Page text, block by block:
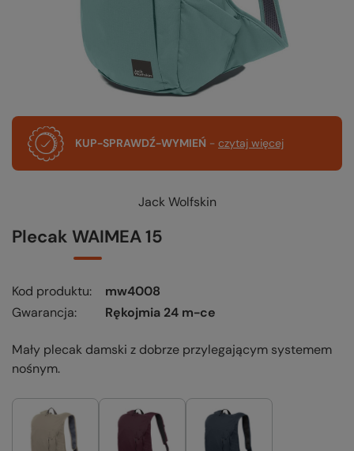
KUP-SPRAWDŹ-WYMIEŃ - czytaj więcej
Jack Wolfskin
Plecak WAIMEA 15
Kod produktu
mw4008
Gwarancja
Rękojmia 24 m-ce
Mały plecak damski z dobrze przylegającym systemem
nośnym.